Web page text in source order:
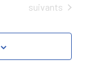
VUES
Évènements
suivants